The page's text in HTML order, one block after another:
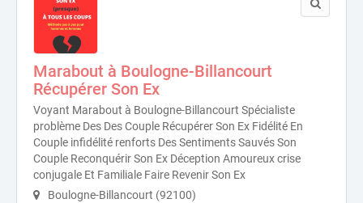
Marabout à Boulogne-Billancourt
Récupérer Son Ex
Voyant Marabout à Boulogne-Billancourt Spécialiste
problème Des Des Couple Récupérer Son Ex Fidélité En
Couple infidélité renforts Des Sentiments Sauvés Son
Couple Reconquérir Son Ex Déception Amoureux crise
conjugale Et Familiale Faire Revenir Son Ex
Boulogne-Billancourt (92100)